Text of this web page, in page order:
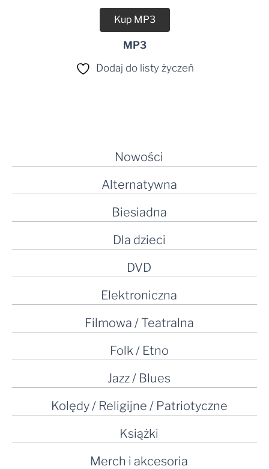
Nowości
Alternatywna
Biesiadna
Dla dzieci
DVD
Elektroniczna
Filmowa / Teatralna
Folk / Etno
Jazz / Blues
Kolędy / Religijne / Patriotyczne
Książki
Merch i akcesoria
Kup MP3
MP3
Dodaj do listy życzeń